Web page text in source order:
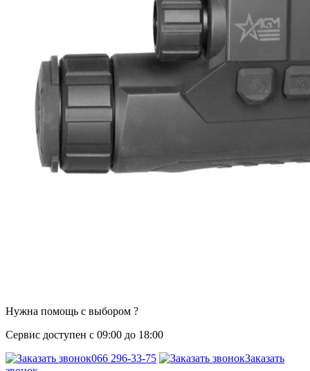
Нужна помощь с выбором ?
Сервис доступен с 09:00 до 18:00
066 296-33-75
Заказать